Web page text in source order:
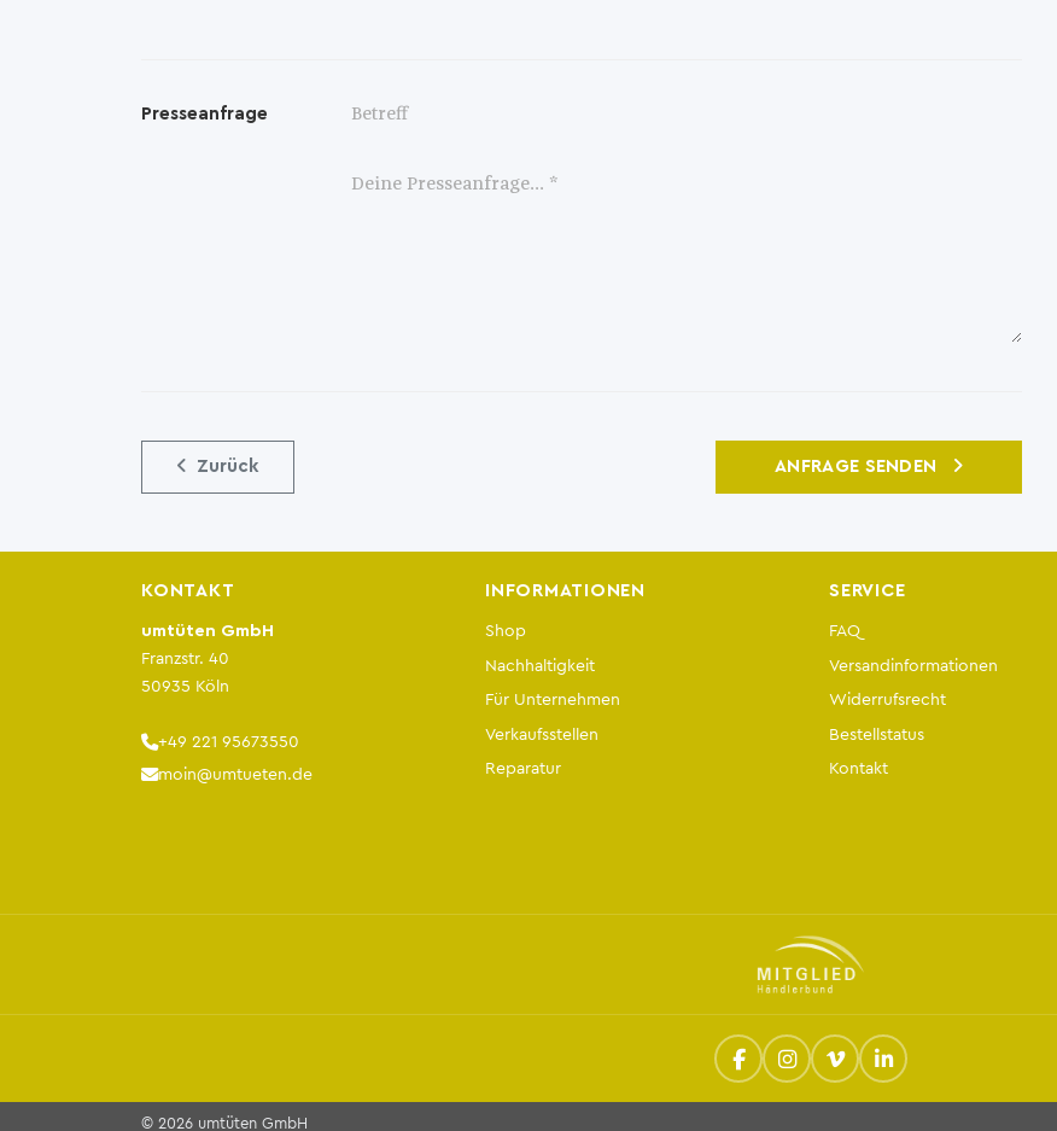
Presseanfrage
Zurück ANFRAGE SENDEN
KONTAKT
umtüten GmbH
Franzstr. 40
50935 Köln
+49 221 95673550
moin@umtueten.de
INFORMATIONEN
Shop
Nachhaltigkeit
Für Unternehmen
Verkaufsstellen
Reparatur
SERVICE
FAQ
Versandinformationen
Widerrufsrecht
Bestellstatus
Kontakt
© 2026 umtüten GmbH